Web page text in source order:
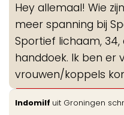
Hey allemaal! Wie
meer spanning bij
Sportief lichaam,
handdoek. Ik ben er
vrouwen/koppels
Indomilf uit Groningen